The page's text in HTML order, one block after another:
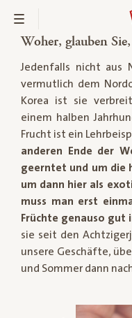
Woher, glauben
Jedenfalls nicht aus
vermutlich dem
Korea ist sie
einem halben
Frucht ist ein
anderen Ende der
geerntet und um die
um dann hier als
muss man erst
Früchte genauso gut
sie seit den
unsere Geschäfte,
und Sommer dann